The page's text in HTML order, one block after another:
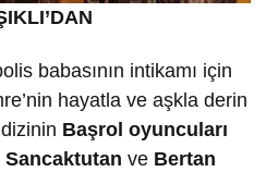
babasının intikamı için
hayatla ve aşkla derin
Başrol oyuncuları
ve Bertan